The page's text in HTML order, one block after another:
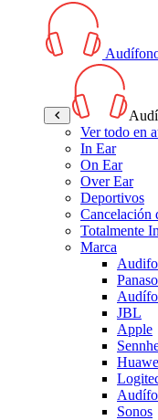
Ver todo en
In Ear
On Ear
Over Ear
Deportivos
Cancelación
Totalmente
Marca
JBL
Apple
Sonos